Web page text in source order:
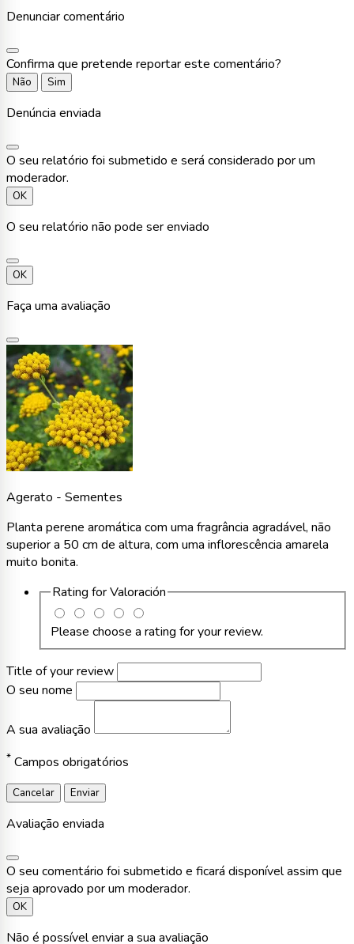
Denunciar comentário
Confirma que pretende reportar este comentário?
Não Sim
Denúncia enviada
O seu relatório foi submetido e será considerado por um
moderador.
OK
O seu relatório não pode ser enviado
OK
Faça uma avaliação
Agerato - Sementes
Planta perene aromática com uma fragrância agradável, não
superior a 50 cm de altura, com uma inflorescência amarela
muito bonita.
Rating forValoración
Please choose a rating for your review.
Title of your review
O seu nome
A sua avaliação
* Campos obrigatórios
Cancelar Enviar
Avaliação enviada
O seu comentário foi submetido e ficará disponível assim que
seja aprovado por um moderador.
OK
Não é possível enviar a sua avaliação